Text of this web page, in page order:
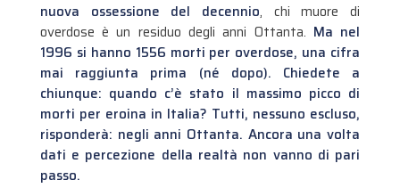
nuova ossessione del decennio, chi muore di
overdose è un residuo degli anni Ottanta. Ma nel
1996 si hanno 1556 morti per overdose, una cifra
mai raggiunta prima (né dopo). Chiedete a
chiunque: quando c’è stato il massimo picco di
morti per eroina in Italia? Tutti, nessuno escluso,
risponderà: negli anni Ottanta. Ancora una volta
dati e percezione della realtà non vanno di pari
passo.